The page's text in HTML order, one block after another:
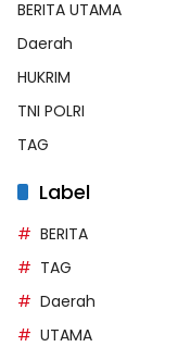
BERITA UTAMA
Daerah
HUKRIM
TNI POLRI
TAG
Label
BERITA
TAG
Daerah
UTAMA